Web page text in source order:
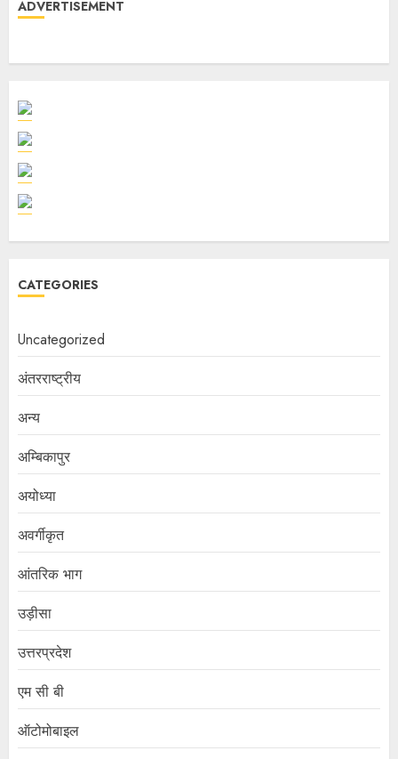
ADVERTISEMENT
CATEGORIES
Uncategorized
अंतरराष्ट्रीय
अन्य
अम्बिकापुर
अयोध्या
अवर्गीकृत
आंतरिक भाग
उड़ीसा
उत्तरप्रदेश
एम सी बी
ऑटोमोबाइल